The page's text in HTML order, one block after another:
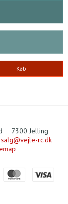
Køb
7300 Jelling
salg@vejle-rc.dk